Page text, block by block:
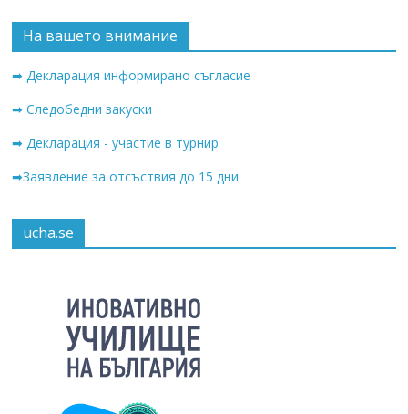
На вашето внимание
➡ Декларация информирано съгласие
➡ Следобедни закуски
➡ Декларация - участие в турнир
➡Заявление за отсъствия до 15 дни
ucha.se